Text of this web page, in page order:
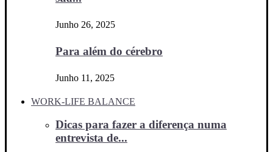
Junho 26, 2025
Para além do cérebro
Junho 11, 2025
WORK-LIFE BALANCE
Dicas para fazer a diferença numa
entrevista de...